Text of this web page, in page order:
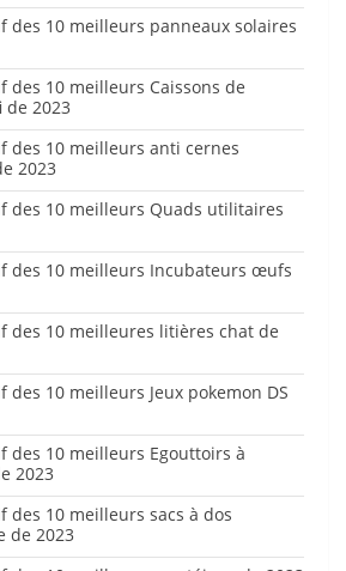
des 10 meilleurs panneaux solaires
des 10 meilleurs Caissons de
de 2023
des 10 meilleurs anti cernes
2023
des 10 meilleurs Quads utilitaires
des 10 meilleurs Incubateurs œufs
des 10 meilleures litières chat de
des 10 meilleurs Jeux pokemon DS
des 10 meilleurs Egouttoirs à
2023
des 10 meilleurs sacs à dos
de 2023